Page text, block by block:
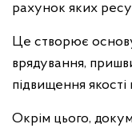
рахунок яких
Це створює
врядування,
підвищення
Окрім цього,